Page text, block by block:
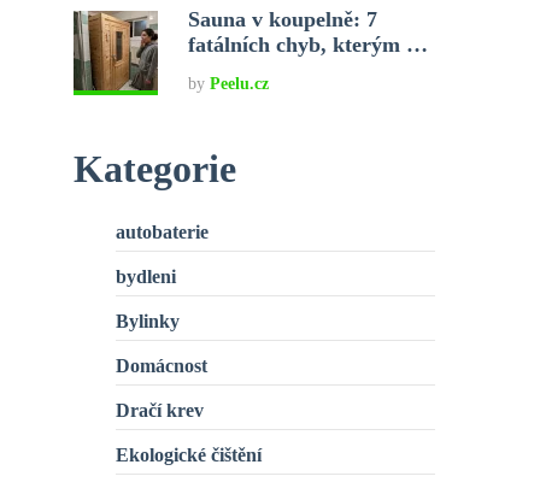
Sauna v koupelně: 7
fatálních chyb, kterým …
byPeelu.cz
Kategorie
autobaterie
bydleni
Bylinky
Domácnost
Dračí krev
Ekologické čištění